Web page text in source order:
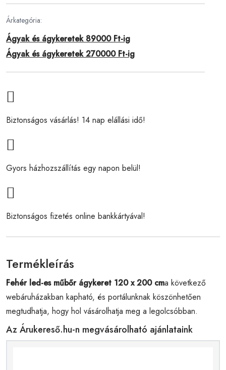
Árkategória:
Ágyak és ágykeretek 89000 Ft-ig
Ágyak és ágykeretek 270000 Ft-ig
Biztonságos vásárlás! 14 nap elállási idő!
Gyors házhozszállítás egy napon belül!
Biztonságos fizetés online bankkártyával!
Termékleírás
Fehér led-es műbőr ágykeret 120 x 200 cma következő
webáruházakban kapható, és portálunknak köszönhetően
megtudhatja, hogy hol vásárolhatja meg a legolcsóbban.
Az Árukereső.hu-n megvásárolható ajánlataink